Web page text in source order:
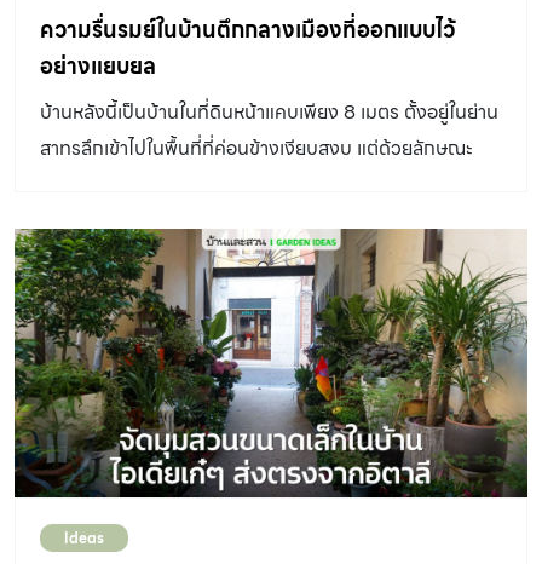
อาคารจึงออกแบบให้มีมุมสวนสีเขียว โดยต้นไม้ทำหน้าที่ช่วย
บังแสงแดดที่ลอดผ่านผนังบล็อกช่องลมเข้ามา ให้ทั้งความ
ร่มรื่น และบังแดดไปในตัว […]
แต่ได้ผล เหมาะสำหรับบ้านในเมืองใหญ่ที่มักเป็นดาดแข็ง และมี
พื้นที่ให้จัดการอย่างจำกัดเป็นอย่างมาก บ้านคอนกรีตเปลือย
ที่สร้างจังหวะสอดประสานองค์ประกอบทางสถาปัตยกรรมให้
รับกับบรรยากาศกึ่งเอาต์ดอร์อย่างลงตัว อ่าน:
https://www.baanlaesuan.com/299430/design/living/
ธรรมชาติอย่างพอดี สอดแทรกธรรมชาติลงไปตามมุมบ้างที่
เปิดออกสู่ภายนอก การผสมสวน และตัวอาคารให้ลงตัวใน
พื้นที่ไม่มาก แต่รับกันดีทั้งบรรยากาศ และวัสดุ มีการคำนึงถึง
พฤติกรรมการใช้งาน เช่นการเดินผ่าน หรือ นั่งชม ควบคู่กับ
ไปลักษณะพรรณ์ไม้ที่ลงตัว บ้านหลังนี้มีส่วนผสมที่ลงตัว
ระหว่างสัจจะวัสดุ ความดิบ และความเนี๊ยบ ที่จัดวางองค์
ประกอบร่วมกันเอาไว้อย่างน่าสนใจ ส่วนที่เป็นพื้นที่ใช้งานนั้น
จะเป็นผนังฉาบเรียบขาว และไม้สีอ่อนที่ดูเรียบร้อย น่าสัมผัส
แต่ในมุมที่ใกล้กับธรรมชาติหรือพื้นที่ภายนอกนั้น จะเริ่มใช้
ความรื่นรมย์ในบ้านตึกกลางเมืองที่ออกแบบไว้
อย่างแยบยล
บ้านหลังนี้เป็นบ้านในที่ดินหน้าแคบเพียง 8 เมตร ตั้งอยู่ในย่าน
สาทรลึกเข้าไปในพื้นที่ที่ค่อนข้างเงียบสงบ แต่ด้วยลักษณะ
DIRECTORYออกแบบ: INchan Atelier ด้วยฝีมือการ
ออกแบบของ INchan Atelier บ้านหลังนี้ จึงไม่ใช่เพียงบ้าน
ตึกหน้าแคบธรรมดา แต่ยังเต็มเปี่ยมไปด้วยสุนทรียะ และความ
รื่นรมย์ ผ่านการผสานธรรมชาติ และการสร้างองค์ประกอบ
ของความเป็นบ้านให้สอดประสานไปในทุกพื้นที่อย่างลงตัว
บ้านที่หายใจได้ เพราะการออกแบบบ้านที่มีลักษณะแคบลึกยาว
เข้าไปถึงด้านในของที่ดินนั้น มักประสบกับการที่ลักษณะของ
บ้านหลังนี้นั้น มีการคิดคำนึงถึงการสร้างช่องเปิดที่สอดคล้อง
Ideas